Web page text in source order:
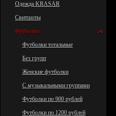
Одежда KRASAR
Свитшоты
Футболки
Футболки тотальные
Без групп
Женские футболки
С музыкальными группами
Футболки по 900 рублей
Футболки по 1200 рублей